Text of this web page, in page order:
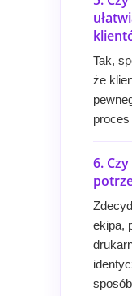
Tak,
że
6.
ekipa,